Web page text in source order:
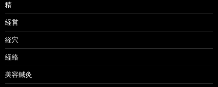
精
経営
経穴
経絡
美容鍼灸